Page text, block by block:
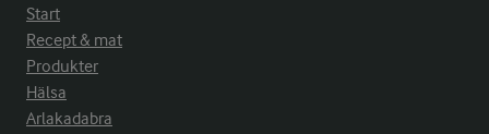
Start
Recept & mat
Produkter
Hälsa
Arlakadabra